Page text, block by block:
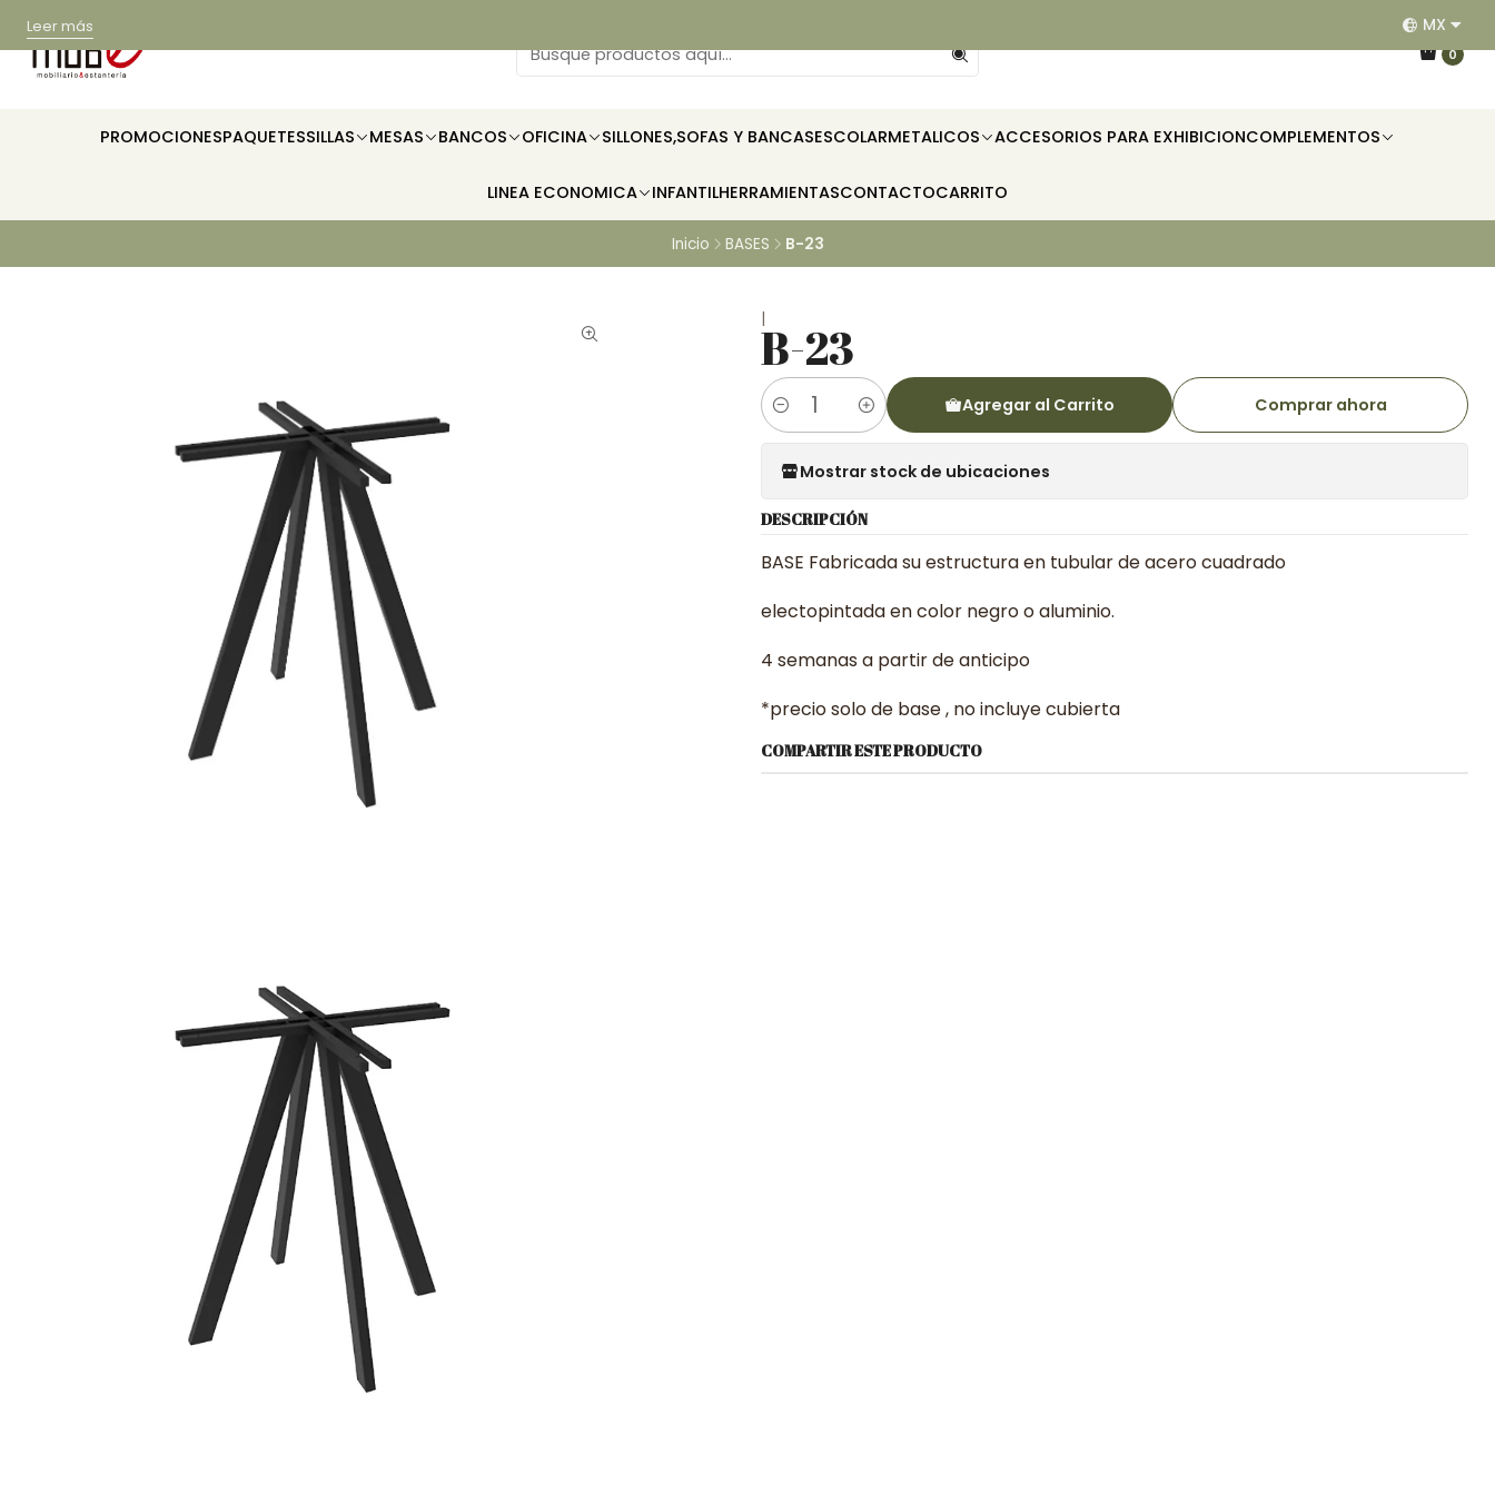
0
PROMOCIONESPAQUETESSILLAS MESAS BANCOS OFICINA SILLONES,SOFAS Y BANCASESCOLARMETALICOS ACCESORIOS PARA EXHIBICIONCOMPLEMENTOS
LINEA ECONOMICA INFANTILHERRAMIENTASCONTACTOCARRITO
Leer más EQUIPAMOS RESTAURANTES, HOTELES, OFICINAS E
MX
Inicio BASES B-23
|B-23
Cantidad
Agregar al Carrito Comprar ahora
Mostrar stock de ubicaciones
DESCRIPCIÓN
BASE Fabricada su estructura en tubular de acero cuadrado
electopintada en color negro o aluminio.
4 semanas a partir de anticipo
*precio solo de base , no incluye cubierta
COMPARTIR ESTE PRODUCTO